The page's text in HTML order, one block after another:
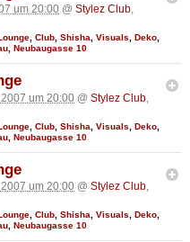
um 20:00 @ Stylez Club,
Lounge, Club, Shisha, Visuals, Deko,
, Neubaugasse 10
um 20:00 @ Stylez Club
Club Shisha Visuals Deko
Neubaugasse 10
um 20:00 @ Stylez Club,
Club Shisha Visuals Deko
Neubaugasse 10